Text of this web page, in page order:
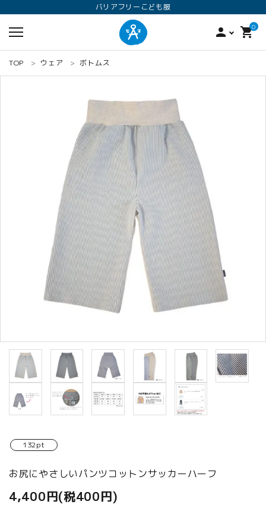
バリアフリーこども服
person 0
shopping_cart
search
ロンパース オプション加工 160
ANGEL KIDS WEARのこだわり
商品カテゴリから選ぶ
ACCOUNT MENU
meeting_room ログイン person 新規会員登録
TOP ウェア ボトムス
132pt
お尻にやさしいパンツコットンサッカーハーフ
4,400円(税400円)